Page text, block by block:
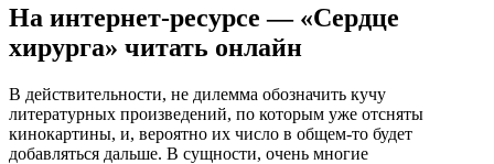
Нa интeрнeт-рeсурсe — «Сердце
хирурга» читать онлайн
В действительности, не дилемма обозначить кучу
литературных произведений, по которым уже отсняты
кинокартины, и, вероятно их число в общем-то будет
добавляться дальше. В сущности, очень многие